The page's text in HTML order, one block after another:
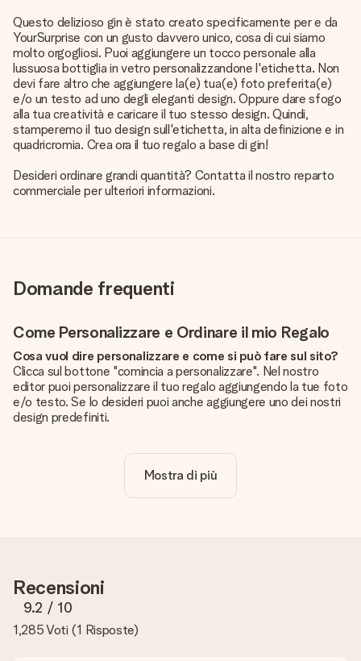
Questo delizioso gin è stato creato specificamente per e da
YourSurprise con un gusto davvero unico, cosa di cui siamo
molto orgogliosi. Puoi aggiungere un tocco personale alla
lussuosa bottiglia in vetro personalizzandone l'etichetta. Non
devi fare altro che aggiungere la(e) tua(e) foto preferita(e)
e/o un testo ad uno degli eleganti design. Oppure dare sfogo
alla tua creatività e caricare il tuo stesso design. Quindi,
stamperemo il tuo design sull'etichetta, in alta definizione e in
quadricromia. Crea ora il tuo regalo a base di gin!
Desideri ordinare grandi quantità? Contatta il nostro reparto
commerciale per ulteriori informazioni.
Domande frequenti
Come Personalizzare e Ordinare il mio Regalo
Cosa vuol dire personalizzare e come si può fare sul sito?
Clicca sul bottone "comincia a personalizzare". Nel nostro
editor puoi personalizzare il tuo regalo aggiungendo la tue foto
e/o testo. Se lo desideri puoi anche aggiungere uno dei nostri
design predefiniti.
Certo! Il prezzo mostrato include sempre la personalizzazione
nostro servizio clienti e includi la foto insieme al regalo che
vuoi ordinare. Potranno verificare la qualità per te!
Quali formati posso caricare?
Mostra di più
Recensioni
9.2 / 10
1,285 Voti (1 Risposte)